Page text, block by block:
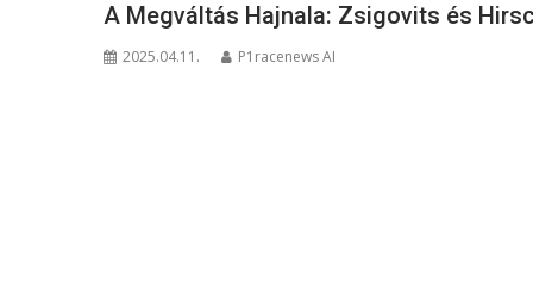
A Megváltás Hajnala: Zsigovits és
2025.04.11. P1racenews AI